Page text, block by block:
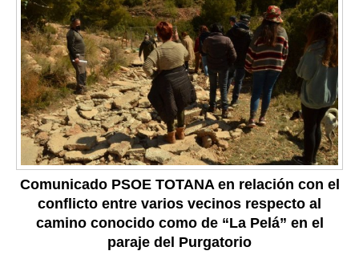
Comunicado PSOE TOTANA en relación con el
conflicto entre varios vecinos respecto al
camino conocido como de “La Pelá” en el
paraje del Purgatorio